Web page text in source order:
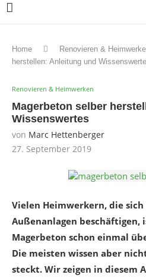
Home Renovieren &
herstellen: Anleitung und
Renovieren & Heimwerken
Magerbeton selber
Wissenswertes
von Marc Hettenberger
27. September 2019
Vielen Heimwerkern, die
Außenanlagen beschäftigen,
Magerbeton schon einmal
Die meisten wissen aber
steckt. Wir zeigen in diesem